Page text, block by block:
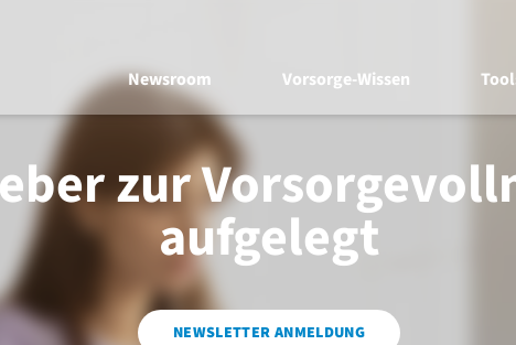
Newsroom Vorsorge-Wissen
zur
aufgelegt
NEWSLETTER ANMELDUNG